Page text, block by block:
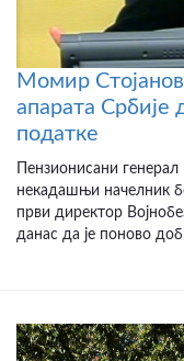
Момир
апарата Србије
податке
Пензионисани
некадашњи начелник
први директор
данас да је поново